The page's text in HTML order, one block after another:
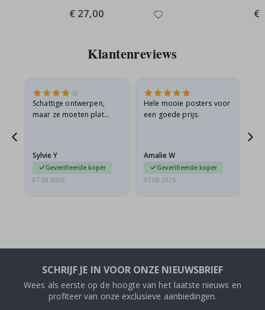
Special
Price
€ 27,00 €
Klantenreviews
Schattige ontwerpen,
maar ze moeten plat
beetje…
Sylvie Y
Geverifieerde koper
07.08.2026
Hele mooie posters voor
een goede prijs.
Amalie W
Geverifieerde koper
07.08.2026
SCHRIJF JE IN VOOR ONZE NIEUWSBRIEF
Wees als eerste op de hoogte van het laatste nieuws en
profiteer van onze exclusieve aanbiedingen.